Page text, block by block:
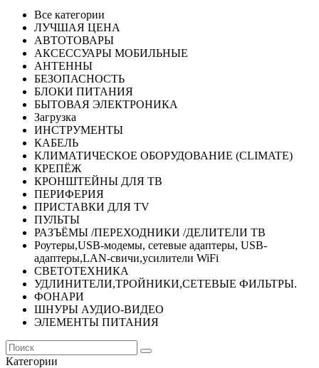
Все категории
ЛУЧШАЯ ЦЕНА
АВТОТОВАРЫ
АКСЕССУАРЫ МОБИЛЬНЫЕ
АНТЕННЫ
БЕЗОПАСНОСТЬ
БЛОКИ ПИТАНИЯ
БЫТОВАЯ ЭЛЕКТРОНИКА
Загрузка
ИНСТРУМЕНТЫ
КАБЕЛЬ
КЛИМАТИЧЕСКОЕ ОБОРУДОВАНИЕ (CLIMATE)
КРЕПЁЖ
КРОНШТЕЙНЫ ДЛЯ ТВ
ПЕРИФЕРИЯ
ПРИСТАВКИ ДЛЯ TV
ПУЛЬТЫ
РАЗЪЁМЫ /ПЕРЕХОДНИКИ /ДЕЛИТЕЛИ ТВ
Роутеры,USB-модемы, сетевые адаптеры, USB-
адаптеры,LAN-свичи,усилители WiFi
СВЕТОТЕХНИКА
УДЛИНИТЕЛИ,ТРОЙНИКИ,СЕТЕВЫЕ ФИЛЬТРЫ.
ФОНАРИ
ШНУРЫ АУДИО-ВИДЕО
ЭЛЕМЕНТЫ ПИТАНИЯ
Категории